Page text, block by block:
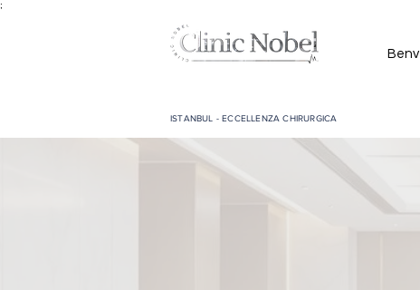
;
ISTANBUL - ECCELLENZA CHIRURGICA